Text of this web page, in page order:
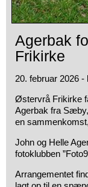
Agerbak
Frikirke
20. februar 2026 -
Østervrå Frikirke
Agerbak fra
en
John og Helle
fotoklubben
Arrangementet